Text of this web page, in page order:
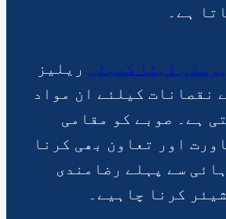
ہے۔
ڈیٹا کمیٹی ریلیز
نقصانات کیلئے ان مواد
ہے۔ صوبے کو مقامی
اور تعاون بھی کرنا
سے پہلے رضامندی
کرنا چاہیے۔